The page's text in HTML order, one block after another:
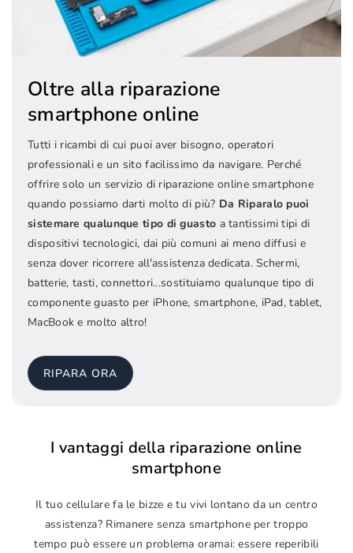
Oltre alla riparazione
smartphone online
Tutti i ricambi di cui puoi aver bisogno, operatori
professionali e un sito facilissimo da navigare. Perché
offrire solo un servizio di riparazione online smartphone
quando possiamo darti molto di più? Da Riparalo puoi
sistemare qualunque tipo di guasto a tantissimi tipi di
dispositivi tecnologici, dai più comuni ai meno diffusi e
senza dover ricorrere all'assistenza dedicata. Schermi,
batterie, tasti, connettori...sostituiamo qualunque tipo di
componente guasto per iPhone, smartphone, iPad, tablet,
MacBook e molto altro!
RIPARA ORA
I vantaggi della riparazione online
smartphone
Il tuo cellulare fa le bizze e tu vivi lontano da un centro
assistenza? Rimanere senza smartphone per troppo
tempo può essere un problema oramai: essere reperibili